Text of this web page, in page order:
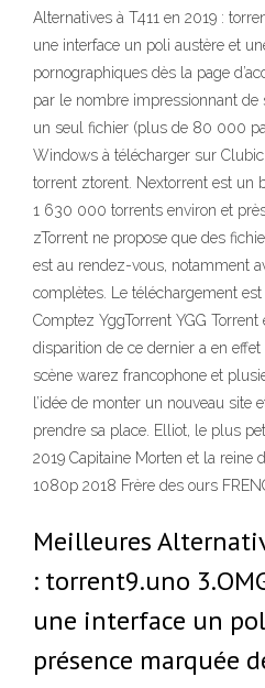
Alternatives à T411 en 2019 :
une interface un poli austère et
pornographiques dès la page
par le nombre impressionnant de
un seul fichier (plus de 80 000
Windows à télécharger sur
torrent ztorent. Nextorrent est un
1 630 000 torrents environ et
zTorrent ne propose que des
est au rendez-vous, notamment
complètes. Le téléchargement
Comptez YggTorrent YGG
disparition de ce dernier a en
scène warez francophone et
l’idée de monter un nouveau site
prendre sa place. Elliot, le plus
2019 Capitaine Morten et la reine
1080p 2018 Frère des ours
Meilleures
: torrent9.uno
une interface un
présence marquée